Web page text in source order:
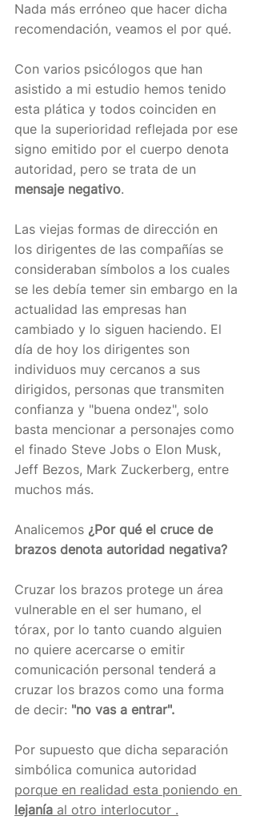
Nada más erróneo que hacer dicha
recomendación, veamos el por qué.
Con varios psicólogos que han
asistido a mi estudio hemos tenido
esta plática y todos coinciden en
que la superioridad reflejada por ese
signo emitido por el cuerpo denota
autoridad, pero se trata de un
mensaje negativo.
Las viejas formas de dirección en
los dirigentes de las compañías se
consideraban símbolos a los cuales
se les debía temer sin embargo en la
actualidad las empresas han
cambiado y lo siguen haciendo. El
día de hoy los dirigentes son
individuos muy cercanos a sus
dirigidos, personas que transmiten
confianza y "buena ondez", solo
basta mencionar a personajes como
el finado Steve Jobs o Elon Musk,
Jeff Bezos, Mark Zuckerberg, entre
muchos más.
Analicemos ¿Por qué el cruce de
brazos denota autoridad negativa?
Cruzar los brazos protege un área
vulnerable en el ser humano, el
tórax, por lo tanto cuando alguien
no quiere acercarse o emitir
comunicación personal tenderá a
cruzar los brazos como una forma
de decir: "no vas a entrar".
Por supuesto que dicha separación
simbólica comunica autoridad
porque en realidad esta poniendo en
lejanía al otro interlocutor .